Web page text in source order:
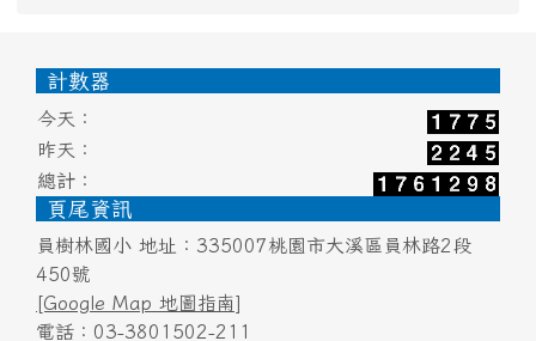
頁尾區域內容
計數器
今天：
昨天：
總計：
頁尾資訊
員樹林國小 地址：335007桃園市大溪區員林路2段
450號
[Google Map 地圖指南]
電話：03-3801502-211